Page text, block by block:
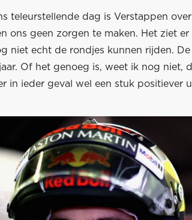
teleurstellende dag is Verstappen
ons geen zorgen te maken. Het ziet
niet echt de rondjes kunnen rijden.
Of het genoeg is, weet ik nog niet,
in ieder geval wel een stuk positiever